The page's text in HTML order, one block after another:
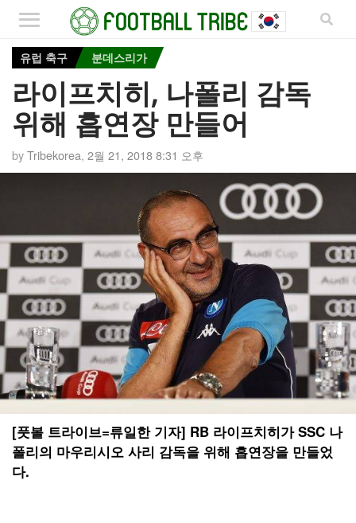
유럽 축구 분데스리가
라이프치히, 나폴리 감독
위해 흡연장 만들어
byTribekorea, 2월 21, 2018 8:31 오후
[풋볼 트라이브=류일한 기자] RB 라이프치히가 SSC 나
폴리의 마우리시오 사리 감독을 위해 흡연장을 만들었
다.